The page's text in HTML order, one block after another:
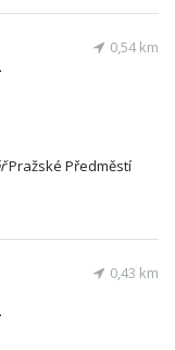
0,54 km
Pražské Předměstí
0,43 km